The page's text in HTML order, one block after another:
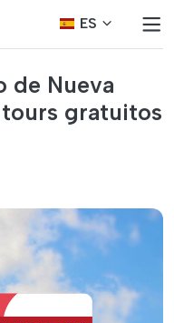
ES
de Nueva
gratuitos